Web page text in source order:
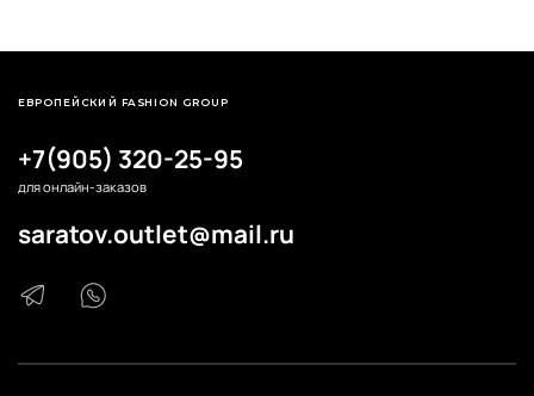
+7(905) 320-25-95
для онлайн-заказов
saratov.outlet@mail.ru
ЕВРОПЕЙСКИЙ FASHION GROUP